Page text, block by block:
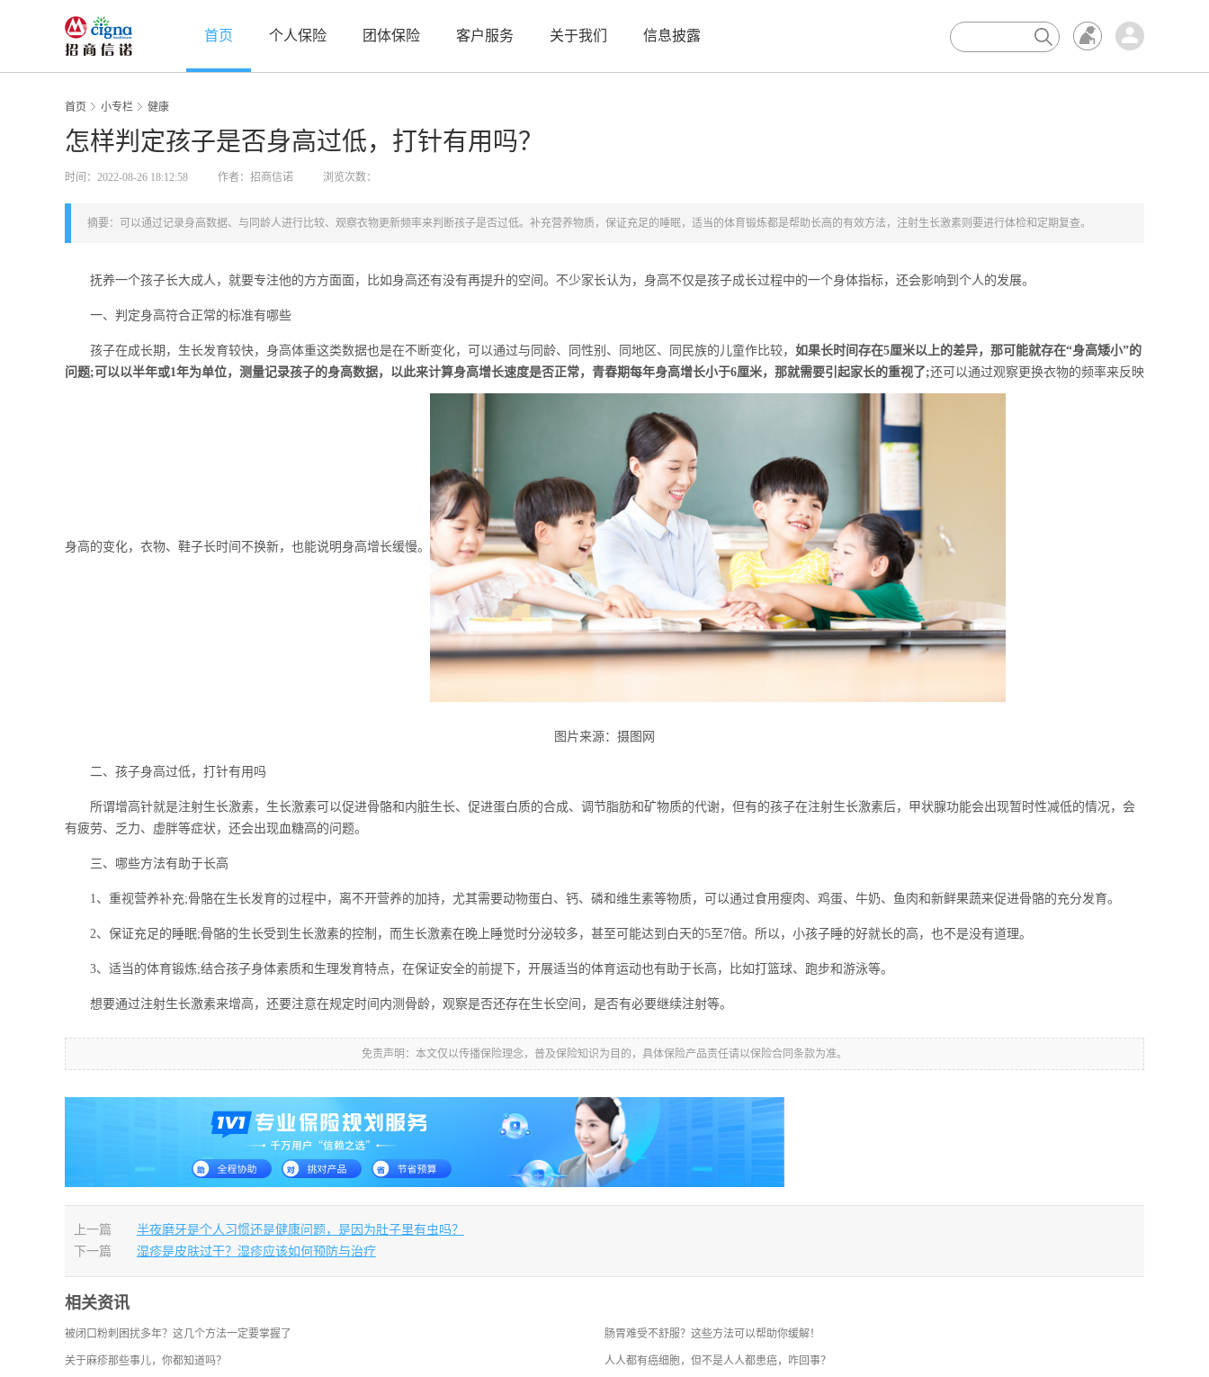
首页
个人保险 团体保险 客户服务 关于我们 信息披露
首页 小专栏 健康
怎样判定孩子是否身高过低，打针有用吗？
时间：2022-08-26 18:12:58 作者：招商信诺 浏览次数：
摘要：可以通过记录身高数据、与同龄人进行比较、观察衣物更新频率来判断孩子是否过低。补充营养物质，保证充足的睡眠，适当的体育锻炼都是帮助长高的有效方法，注射生长激素则要进行体检和定期复查。
抚养一个孩子长大成人，就要专注他的方方面面，比如身高还有没有再提升的空间。不少家长认为，身高不仅是孩子成长过程中的一个身体指标，还会影响到个人的发展。
一、判定身高符合正常的标准有哪些
孩子在成长期，生长发育较快，身高体重这类数据也是在不断变化，可以通过与同龄、同性别、同地区、同民族的儿童作比较， 如果长时间存在5厘米以上的差异，那可能就存在“身高矮小”的
问题;可以以半年或1年为单位，测量记录孩子的身高数据，以此来计算身高增长速度是否正常，青春期每年身高增长小于6厘米，那就需要引起家长的重视了;还可以通过观察更换衣物的频率来反映
身高的变化，衣物、鞋子长时间不换新，也能说明身高增长缓慢。
图片来源：摄图网
二、孩子身高过低，打针有用吗
所谓增高针就是注射生长激素，生长激素可以促进骨骼和内脏生长、促进蛋白质的合成、调节脂肪和矿物质的代谢，但有的孩子在注射生长激素后，甲状腺功能会出现暂时性减低的情况，会
有疲劳、乏力、虚胖等症状，还会出现血糖高的问题。
三、哪些方法有助于长高
1、重视营养补充;骨骼在生长发育的过程中，离不开营养的加持，尤其需要动物蛋白、钙、磷和维生素等物质，可以通过食用瘦肉、鸡蛋、牛奶、鱼肉和新鲜果蔬来促进骨骼的充分发育。
2、保证充足的睡眠;骨骼的生长受到生长激素的控制，而生长激素在晚上睡觉时分泌较多，甚至可能达到白天的5至7倍。所以，小孩子睡的好就长的高，也不是没有道理。
3、适当的体育锻炼;结合孩子身体素质和生理发育特点，在保证安全的前提下，开展适当的体育运动也有助于长高，比如打篮球、跑步和游泳等。
想要通过注射生长激素来增高，还要注意在规定时间内测骨龄，观察是否还存在生长空间，是否有必要继续注射等。
免责声明：本文仅以传播保险理念，普及保险知识为目的，具体保险产品责任请以保险合同条款为准。
上一篇
半夜磨牙是个人习惯还是健康问题，是因为肚子里有虫吗？
下一篇
湿疹是皮肤过干？湿疹应该如何预防与治疗
相关资讯
被闭口粉刺困扰多年？这几个方法一定要掌握了 肠胃难受不舒服？这些方法可以帮助你缓解！
关于麻疹那些事儿，你都知道吗？ 人人都有癌细胞，但不是人人都患癌，咋回事？